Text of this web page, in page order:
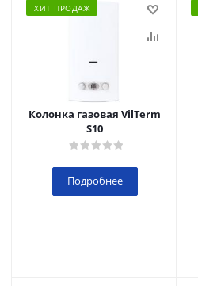
ХИТ ПРОДАЖ
Колонка газовая VilTerm
S10
Подробнее